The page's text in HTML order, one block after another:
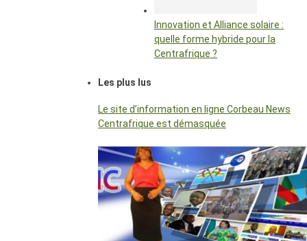
Innovation et Alliance solaire :
quelle forme hybride pour la
Centrafrique ?
Les plus lus
Le site d’information en ligne Corbeau News
Centrafrique est démasquée